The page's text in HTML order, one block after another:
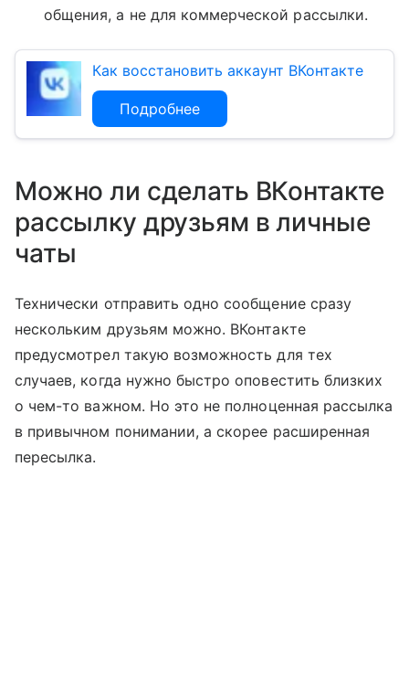
общения, а не для коммерческой рассылки.
Как восстановить аккаунт ВКонтакте
Подробнее
Можно ли сделать ВКонтакте
рассылку друзьям в личные
чаты
Технически отправить одно сообщение сразу
нескольким друзьям можно. ВКонтакте
предусмотрел такую возможность для тех
случаев, когда нужно быстро оповестить близких
о чем-то важном. Но это не полноценная рассылка
в привычном понимании, а скорее расширенная
пересылка.